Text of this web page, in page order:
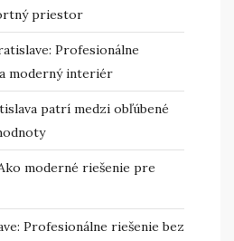
priestor
Profesionálne
moderný interiér
patrí medzi obľúbené
moderné riešenie pre
Profesionálne riešenie bez